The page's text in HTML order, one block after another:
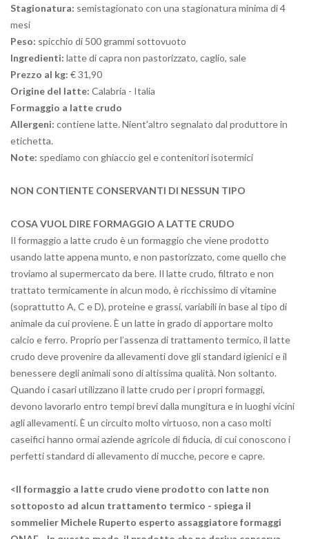
Stagionatura: semistagionato con una stagionatura minima di 4
mesi
Peso: spicchio di 500 grammi sottovuoto
Ingredienti: latte di capra non pastorizzato, caglio, sale
Prezzo al kg: € 31,90
Origine del latte: Calabria - Italia
Formaggio a latte crudo
Allergeni: contiene latte. Nient'altro segnalato dal produttore in
etichetta.
Note: spediamo con ghiaccio gel e contenitori isotermici
NON CONTIENTE CONSERVANTI DI NESSUN TIPO
COSA VUOL DIRE FORMAGGIO A LATTE CRUDO
Il formaggio a latte crudo è un formaggio che viene prodotto
usando latte appena munto, e non pastorizzato, come quello che
troviamo al supermercato da bere. Il latte crudo, filtrato e non
trattato termicamente in alcun modo, è ricchissimo di vitamine
(soprattutto A, C e D), proteine e grassi, variabili in base al tipo di
animale da cui proviene. È un latte in grado di apportare molto
calcio e ferro. Proprio per l’assenza di trattamento termico, il latte
crudo deve provenire da allevamenti dove gli standard igienici e il
benessere degli animali sono di altissima qualità. Non soltanto.
Quando i casari utilizzano il latte crudo per i propri formaggi,
devono lavorarlo entro tempi brevi dalla mungitura e in luoghi vicini
agli allevamenti. È un circuito molto virtuoso, non a caso molti
caseifici hanno ormai aziende agricole di fiducia, di cui conoscono i
perfetti standard di allevamento di mucche, pecore e capre.
<Il formaggio a latte crudo viene prodotto con latte non
sottoposto ad alcun trattamento termico - spiega il
sommelier Michele Ruperto esperto assaggiatore formaggi